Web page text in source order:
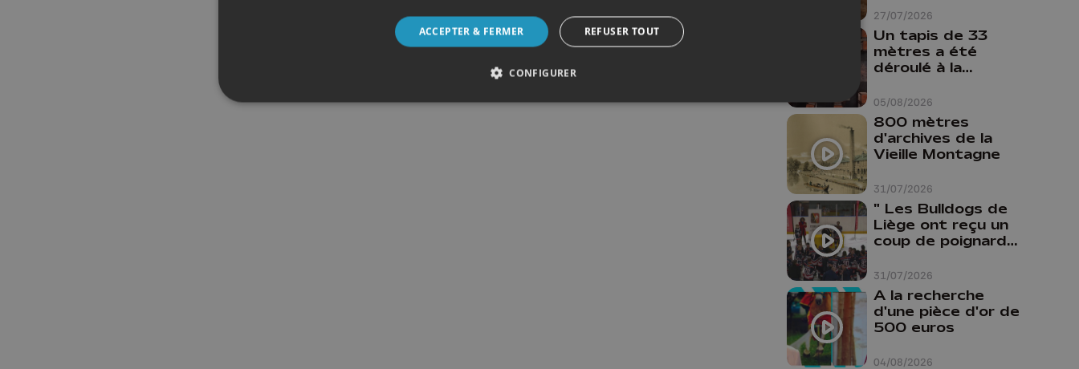
27/07/2026
province de Liège :
"Un citoyen qui
n'est formé ne
peut pas nous
aider"
05/08/2026
Un tapis de 33
mètres a été
déroulé à la
Liège
31/07/2026
800 mètres
d'archives de la
Vieille Montagne
31/07/2026
" Les Bulldogs de
Liège ont reçu un
coup de poignard
04/08/2026
A la recherche
d'une pièce d'or de
500 euros
ACCEPTER & FERMER REFUSER TOUT
CONFIGURER